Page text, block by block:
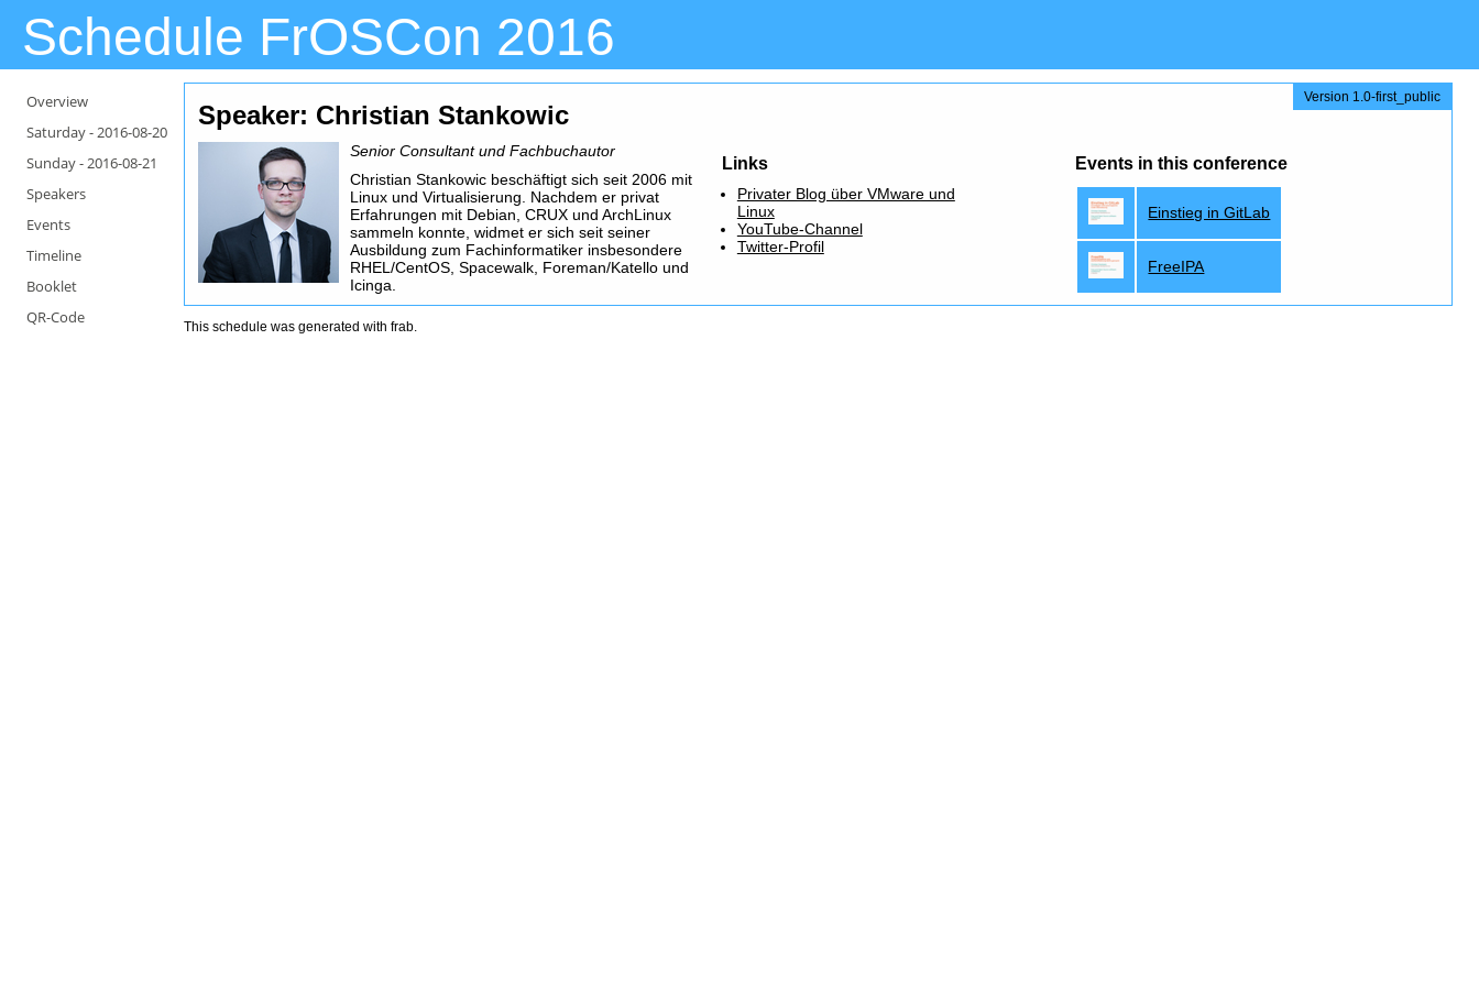
Schedule FrOSCon 2016
Overview
Saturday -2016-08-20
Sunday -2016-08-21
Speakers
Events
Timeline
Booklet
QR-Code
Version 1.0-first_public
Speaker: Christian Stankowic
Senior Consultant und Fachbuchautor
Christian Stankowic beschäftigt sich seit 2006 mit
Linux und Virtualisierung. Nachdem er privat
Erfahrungen mit Debian, CRUX und ArchLinux
sammeln konnte, widmet er sich seit seiner
Ausbildung zum Fachinformatiker insbesondere
RHEL/CentOS, Spacewalk, Foreman/Katello und
Icinga.
Links
Privater Blog über VMware und
Linux
YouTube-Channel
Twitter-Profil
Events in this conference
Einstieg in GitLab
FreeIPA
This schedule was generated withfrab.